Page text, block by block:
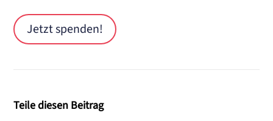
Jetzt spenden!
Teile diesen Beitrag